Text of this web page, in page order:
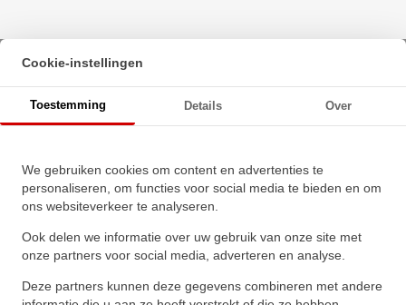
Beginpagina·
Zeskanttapbout Deeldraad DIN 931 M20x260mm 10.9
Onbehandeld
Cookie-instellingen
Toestemming Details Over
We gebruiken cookies om content en advertenties te
personaliseren, om functies voor social media te bieden en om
ons websiteverkeer te analyseren.
Ook delen we informatie over uw gebruik van onze site met
onze partners voor social media, adverteren en analyse.
Deze partners kunnen deze gegevens combineren met andere
Zeskanttapbout Deeldraad DIN
931 M20x260mm 10.9
Onbehandeld
Schrijf een review!